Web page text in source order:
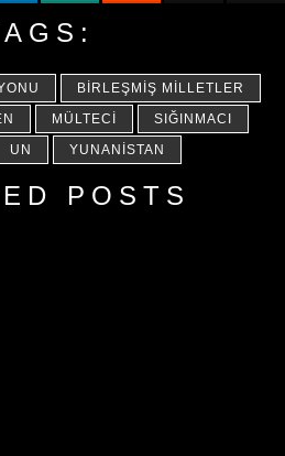
BIRLEŞMIŞ MILLETLER
MÜLTECI
SIĞINMACI
UN YUNANISTAN
POSTS